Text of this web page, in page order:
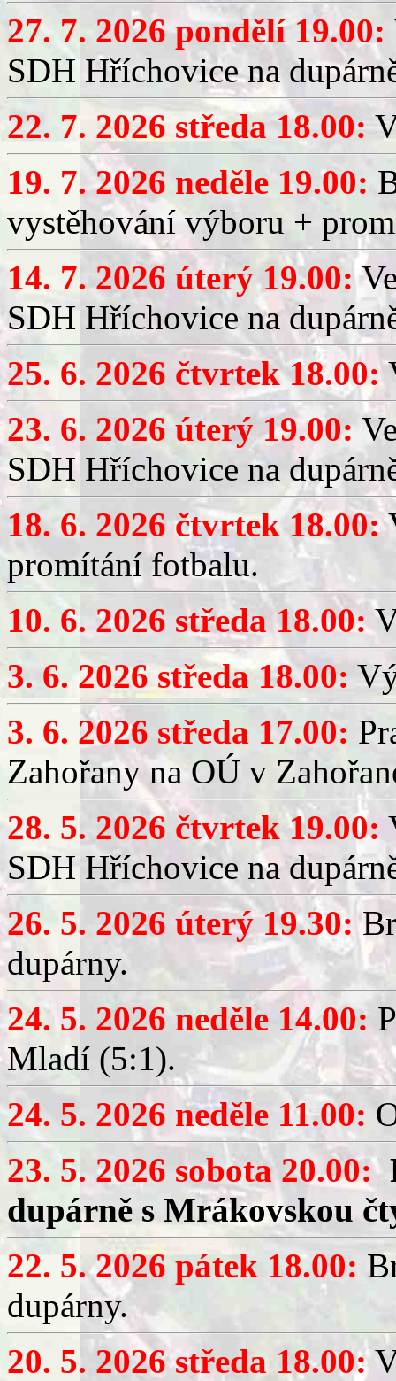
27. 7. 2026 pondělí 19.00:
SDH Hříchovice na
22. 7. 2026 středa 18.00:
19. 7. 2026 neděle 19.00:
vystěhování výboru +
14. 7. 2026 úterý 19.00:
SDH Hříchovice na
25. 6. 2026 čtvrtek 18.00:
23. 6. 2026 úterý 19.00:
SDH Hříchovice na
18. 6. 2026 čtvrtek 18.00:
promítání fotbalu.
10. 6. 2026 středa 18.00:
3. 6. 2026 středa 18.00:
3. 6. 2026 středa 17.00:
Zahořany na OÚ v
28. 5. 2026 čtvrtek 19.00:
SDH Hříchovice na
26. 5. 2026 úterý 19.30:
dupárny.
24. 5. 2026 neděle 14.00:
Mladí (5:1).
24. 5. 2026 neděle 11.00:
23. 5. 2026 sobota 20.00:
dupárně s Mrákovskou
22. 5. 2026 pátek 18.00:
dupárny.
20. 5. 2026 středa 18.00: